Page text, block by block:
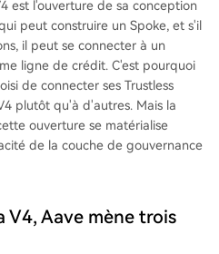
est l'ouverture de sa conception
peut construire un Spoke, et s'il
il peut se connecter à un
ligne de crédit. C'est pourquoi
de connecter ses Trustless
plutôt qu'à d'autres. Mais la
ouverture se matérialise
de la couche de gouvernance
V4, Aave mène trois